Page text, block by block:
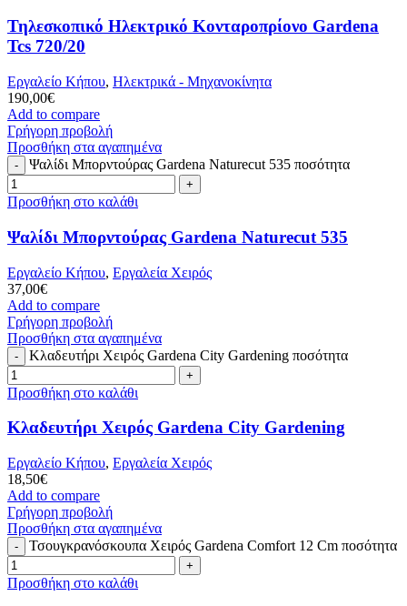
Τηλεσκοπικό Ηλεκτρικό Κονταροπρίονο Gardena
Tcs 720/20
Εργαλείο Κήπου, Ηλεκτρικά - Μηχανοκίνητα
190,00€
Add to compare
Γρήγορη προβολή
Προσθήκη στα αγαπημένα
Ψαλίδι Μπορντούρας Gardena Naturecut 535 ποσότητα
Προσθήκη στο καλάθι
Ψαλίδι Μπορντούρας Gardena Naturecut 535
Εργαλείο Κήπου, Εργαλεία Χειρός
37,00€
Add to compare
Γρήγορη προβολή
Προσθήκη στα αγαπημένα
Κλαδευτήρι Χειρός Gardena City Gardening ποσότητα
Προσθήκη στο καλάθι
Κλαδευτήρι Χειρός Gardena City Gardening
Εργαλείο Κήπου, Εργαλεία Χειρός
18,50€
Add to compare
Γρήγορη προβολή
Προσθήκη στα αγαπημένα
Τσουγκρανόσκουπα Χειρός Gardena Comfort 12 Cm ποσότητα
Προσθήκη στο καλάθι